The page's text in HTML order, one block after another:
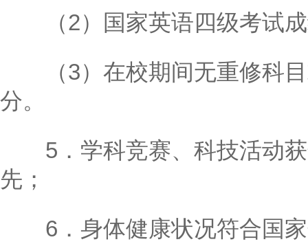
（2）国家英语四级考试成
（3）在校期间无重修科目
分。
5．学科竞赛、科技活动获
先；
6．身体健康状况符合国家